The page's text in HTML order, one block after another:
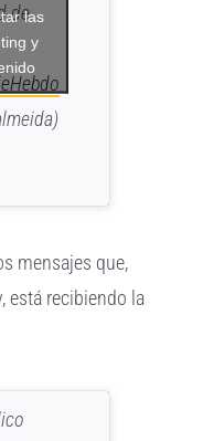
delas
y
mensajes que,
está recibiendo la